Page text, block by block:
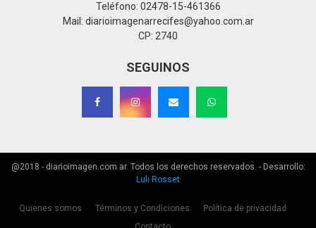
Teléfono: 02478-15-461366
Mail: diarioimagenarrecifes@yahoo.com.ar
CP: 2740
SEGUINOS
@2018 - diarioimagen.com.ar. Todos los derechos reservados. - Desarrollo:
Luli Rosset
Quienes somos Términos y Condiciones
Política de privacidad